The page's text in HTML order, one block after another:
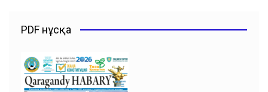
PDF нұсқа